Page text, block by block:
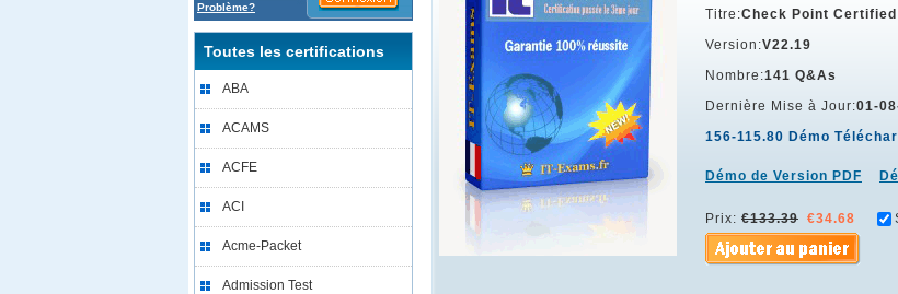
Problème?
Toutes les certifications
ABA
ACAMS
ACFE
ACI
Acme-Packet
Admission Test
Titre:Check Point
Version:V22.19
Nombre:141 Q&As
Dernière Mise à Jour:01-
156-115.80 Démo
Démo de Version PDF
Prix: €133.39 €34.68